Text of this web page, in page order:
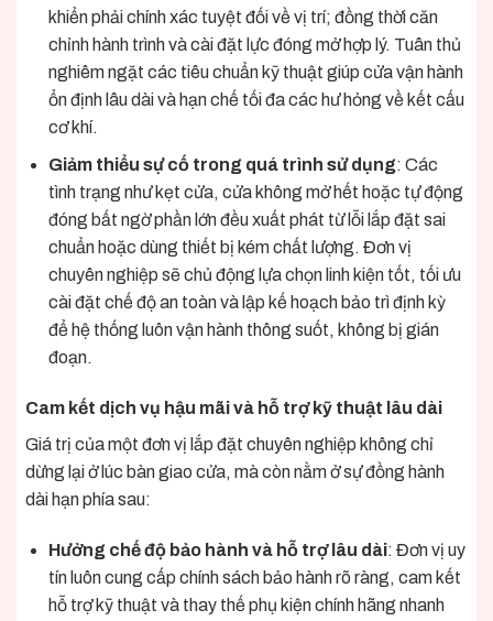
khiển phải chính xác tuyệt đối về vị trí; đồng thời căn
chỉnh hành trình và cài đặt lực đóng mở hợp lý. Tuân thủ
nghiêm ngặt các tiêu chuẩn kỹ thuật giúp cửa vận hành
ổn định lâu dài và hạn chế tối đa các hư hỏng về kết cấu
cơ khí.
Giảm thiểu sự cố trong quá trình sử dụng: Các
tình trạng như kẹt cửa, cửa không mở hết hoặc tự động
đóng bất ngờ phần lớn đều xuất phát từ lỗi lắp đặt sai
chuẩn hoặc dùng thiết bị kém chất lượng. Đơn vị
chuyên nghiệp sẽ chủ động lựa chọn linh kiện tốt, tối ưu
cài đặt chế độ an toàn và lập kế hoạch bảo trì định kỳ
để hệ thống luôn vận hành thông suốt, không bị gián
đoạn.
Cam kết dịch vụ hậu mãi và hỗ trợ kỹ thuật lâu dài
Giá trị của một đơn vị lắp đặt chuyên nghiệp không chỉ
dừng lại ở lúc bàn giao cửa, mà còn nằm ở sự đồng hành
dài hạn phía sau:
Hưởng chế độ bảo hành và hỗ trợ lâu dài: Đơn vị uy
tín luôn cung cấp chính sách bảo hành rõ ràng, cam kết
hỗ trợ kỹ thuật và thay thế phụ kiện chính hãng nhanh